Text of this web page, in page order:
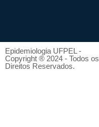
Epidemiologia UFPEL -
Copyright ® 2024 - Todos os
Direitos Reservados.